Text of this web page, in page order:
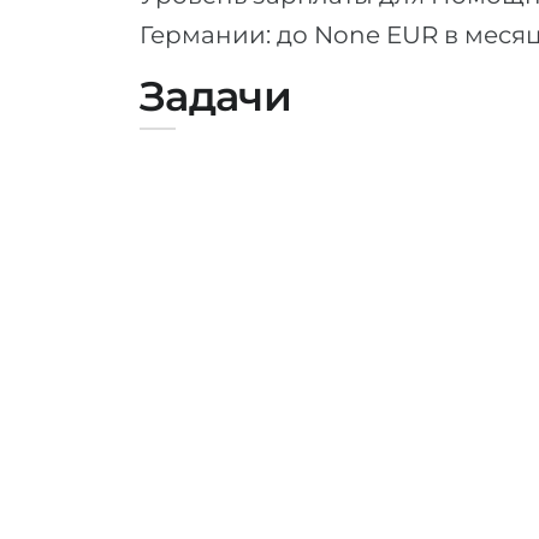
Германии: до None EUR в
Задачи